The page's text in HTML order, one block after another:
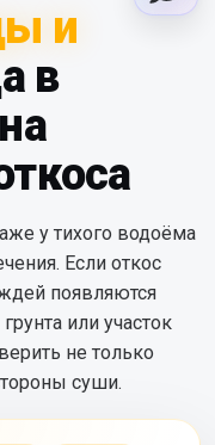
и
в
у тихого водоёма
Если откос
появляются
или участок
не только
суши.